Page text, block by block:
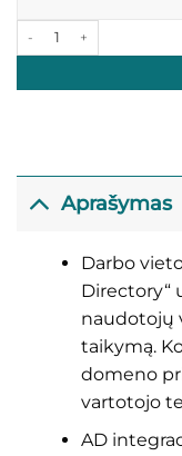
produkto kiekis:
Aprašymas
Darbo
Directory“
naudotojų
taikymą.
domeno
vartotojo
AD